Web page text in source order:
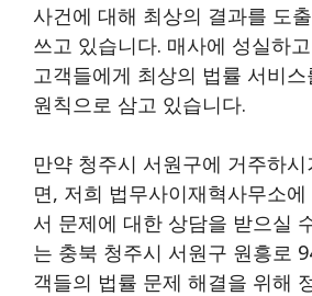
사건에 대해 최상의 결과를 도
쓰고 있습니다. 매사에 성실하
고객들에게 최상의 법률 서비
원칙으로 삼고 있습니다.
만약 청주시 서원구에 거주하
면, 저희 법무사이재혁사무소
서 문제에 대한 상담을 받으실
는 충북 청주시 서원구 원흥로
객들의 법률 문제 해결을 위해